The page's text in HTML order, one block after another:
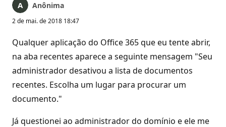
Anônima
2 de mai. de 2018 18:47
Qualquer aplicação do Office 365 que eu tente abrir,
na aba recentes aparece a seguinte mensagem "Seu
administrador desativou a lista de documentos
recentes. Escolha um lugar para procurar um
documento."
Já questionei ao administrador do domínio e ele me